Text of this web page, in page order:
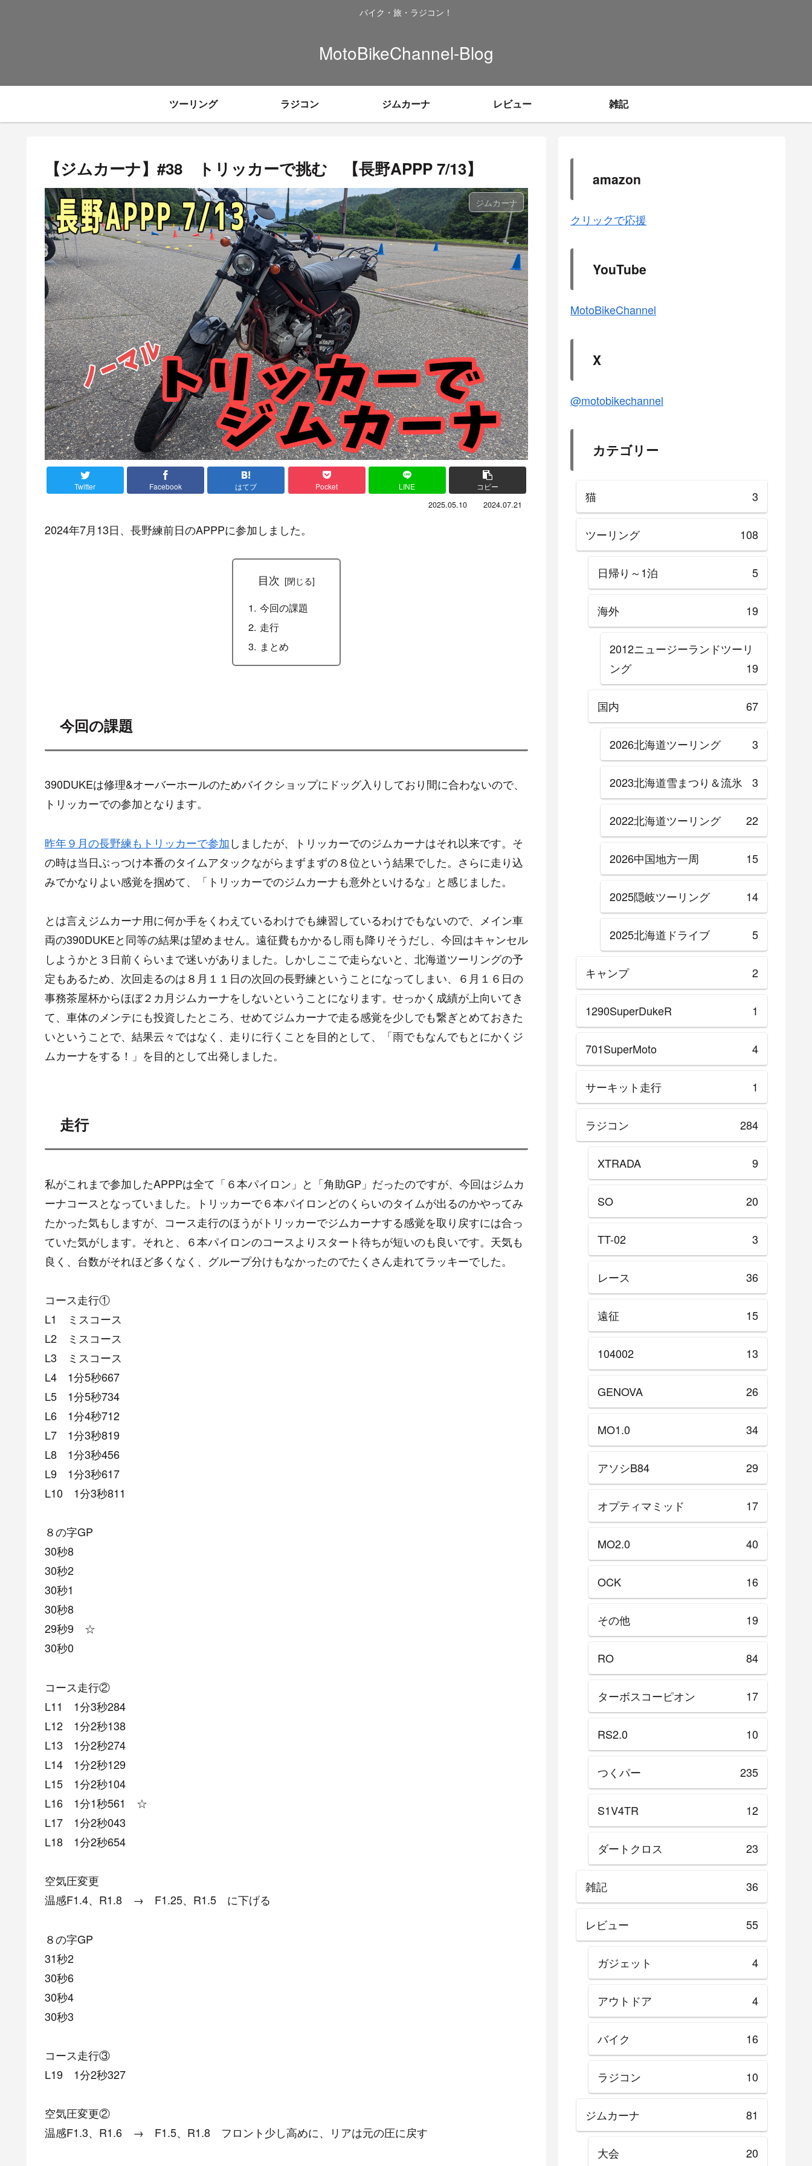
バイク・旅・ラジコン！
MotoBikeChannel-Blog
ツーリング ラジコン ジムカーナ レビュー 雑記
【ジムカーナ】#38 トリッカーで挑む 【長野APPP 7/13】
ジムカーナ
Twitter Facebook はてブ Pocket LINE コピー
2025.05.10 2024.07.21
2024年7月13日、長野練前日のAPPPに参加しました。
目次
今回の課題
走行
まとめ
今回の課題
390DUKEは修理&オーバーホールのためバイクショップにドッグ入りしており間に合わないので、
トリッカーでの参加となります。
昨年９月の長野練もトリッカーで参加しましたが、トリッカーでのジムカーナはそれ以来です。そ
の時は当日ぶっつけ本番のタイムアタックながらまずまずの８位という結果でした。さらに走り込
みでかなりよい感覚を掴めて、「トリッカーでのジムカーナも意外といけるな」と感じました。
とは言えジムカーナ用に何か手をくわえているわけでも練習しているわけでもないので、メイン車
両の390DUKEと同等の結果は望めません。遠征費もかかるし雨も降りそうだし、今回はキャンセル
しようかと３日前くらいまで迷いがありました。しかしここで走らないと、北海道ツーリングの予
定もあるため、次回走るのは８月１１日の次回の長野練ということになってしまい、６月１６日の
事務茶屋杯からほぼ２カ月ジムカーナをしないということになります。せっかく成績が上向いてき
て、車体のメンテにも投資したところ、せめてジムカーナで走る感覚を少しでも繋ぎとめておきた
いということで、結果云々ではなく、走りに行くことを目的として、「雨でもなんでもとにかくジ
ムカーナをする！」を目的として出発しました。
走行
私がこれまで参加したAPPPは全て「６本パイロン」と「角助GP」だったのですが、今回はジムカ
ーナコースとなっていました。トリッカーで６本パイロンどのくらいのタイムが出るのかやってみ
たかった気もしますが、コース走行のほうがトリッカーでジムカーナする感覚を取り戻すには合っ
ていた気がします。それと、６本パイロンのコースよりスタート待ちが短いのも良いです。天気も
良く、台数がそれほど多くなく、グループ分けもなかったのでたくさん走れてラッキーでした。
コース走行①
L1 ミスコース
L2 ミスコース
L3 ミスコース
L4 1分5秒667
L5 1分5秒734
L6 1分4秒712
L7 1分3秒819
L8 1分3秒456
L9 1分3秒617
L10 1分3秒811
８の字GP
30秒8
30秒2
30秒1
30秒8
29秒9 ☆
30秒0
コース走行②
L11 1分3秒284
L12 1分2秒138
L13 1分2秒274
L14 1分2秒129
L15 1分2秒104
L16 1分1秒561 ☆
L17 1分2秒043
L18 1分2秒654
空気圧変更
温感F1.4、R1.8 → F1.25、R1.5 に下げる
８の字GP
31秒2
30秒6
30秒4
30秒3
コース走行③
L19 1分2秒327
空気圧変更②
温感F1.3、R1.6 → F1.5、R1.8 フロント少し高めに、リアは元の圧に戻す
amazon
クリックで応援
YouTube
MotoBikeChannel
X
@motobikechannel
カテゴリー
猫 3
ツーリング 108
日帰り～1泊 5
海外 19
2012ニュージーランドツーリ
ング
19
国内 67
2026北海道ツーリング 3
2023北海道雪まつり＆流氷 3
2022北海道ツーリング 22
2026中国地方一周 15
2025隠岐ツーリング 14
2025北海道ドライブ 5
キャンプ 2
1290SuperDukeR 1
701SuperMoto 4
サーキット走行 1
ラジコン 284
XTRADA 9
SO 20
TT-02 3
レース 36
遠征 15
104002 13
GENOVA 26
MO1.0 34
アソシB84 29
オプティマミッド 17
MO2.0 40
OCK 16
その他 19
RO 84
ターボスコーピオン 17
RS2.0 10
つくパー 235
S1V4TR 12
ダートクロス 23
雑記 36
レビュー 55
ガジェット 4
アウトドア 4
バイク 16
ラジコン 10
ジムカーナ 81
大会 20